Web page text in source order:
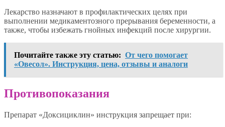
Лекарство назначают в профилактических целях при
выполнении медикаментозного прерывания беременности, а
также, чтобы избежать гнойных инфекций после хирургии.
Почитайте также эту статью: От чего помогает
«Овесол». Инструкция, цена, отзывы и аналоги
Противопоказания
Препарат «Доксициклин» инструкция запрещает при: